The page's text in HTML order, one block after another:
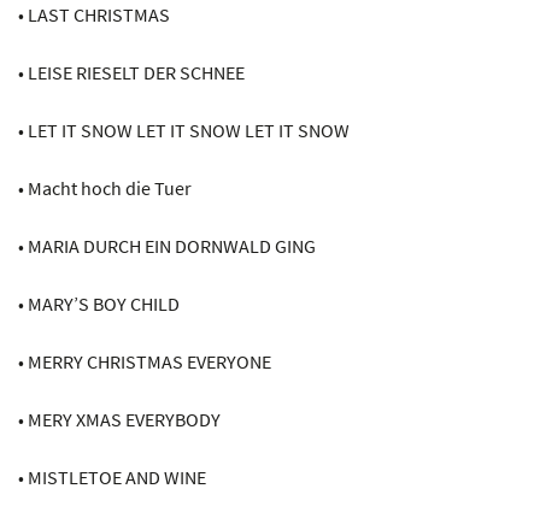
• LAST CHRISTMAS
• LEISE RIESELT DER SCHNEE
• LET IT SNOW LET IT SNOW LET IT SNOW
• Macht hoch die Tuer
• MARIA DURCH EIN DORNWALD GING
• MARY’S BOY CHILD
• MERRY CHRISTMAS EVERYONE
• MERY XMAS EVERYBODY
• MISTLETOE AND WINE